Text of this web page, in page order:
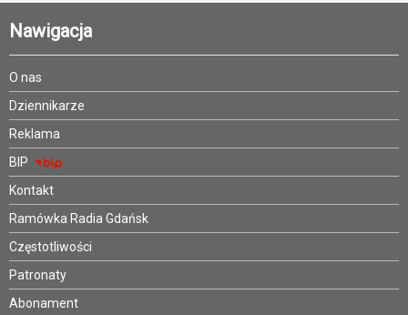
Nawigacja
O nas
Dziennikarze
Reklama
BIP
Kontakt
Ramówka Radia Gdańsk
Częstotliwości
Patronaty
Abonament